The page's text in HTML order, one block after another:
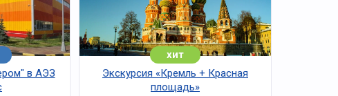
Москвы.
в АЭЗ
хит
Экскурсия «Кремль + Красная
площадь»